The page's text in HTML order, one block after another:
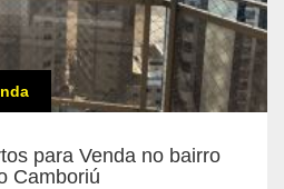
para Venda no bairro
Camboriú